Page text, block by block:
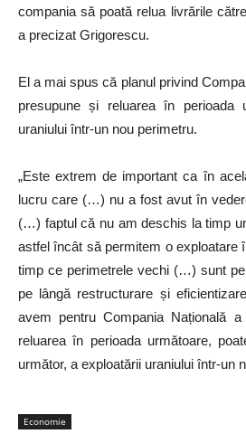
compania să poată relua livrările
a precizat Grigorescu.
El a mai spus că planul privind
presupune și reluarea în perioada
uraniului într-un nou perimetru.
„Este extrem de important ca în
lucru care (…) nu a fost avut în
(…) faptul că nu am deschis la timp
astfel încât să permitem o exploatare
timp ce perimetrele vechi (…) sunt
pe lângă restructurare și
avem pentru Compania Națională
reluarea în perioada următoare,
următor, a exploatării uraniului într-un
Economie